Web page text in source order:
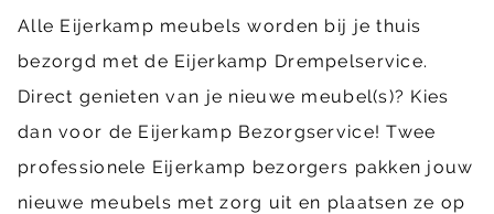
Alle Eijerkamp meubels worden bij je thuis
bezorgd met de Eijerkamp Drempelservice.
Direct genieten van je nieuwe meubel(s)? Kies
dan voor de Eijerkamp Bezorgservice! Twee
professionele Eijerkamp bezorgers pakken jouw
nieuwe meubels met zorg uit en plaatsen ze op